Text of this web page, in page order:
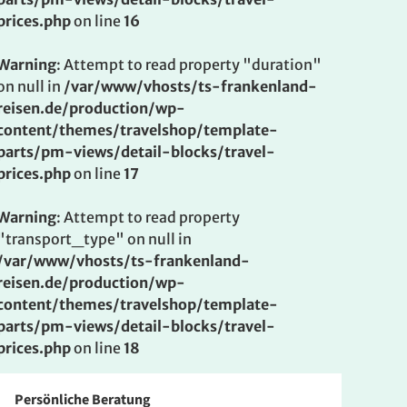
on line 16
: Attempt to read property "duration"
null in /var/www/vhosts/ts-frankenland-
production/wp-
themes/travelshop/template-
pm-views/detail-blocks/travel-
on line 17
: Attempt to read property
on null in
www/vhosts/ts-frankenland-
production/wp-
themes/travelshop/template-
pm-views/detail-blocks/travel-
on line 18
Persönliche Beratung